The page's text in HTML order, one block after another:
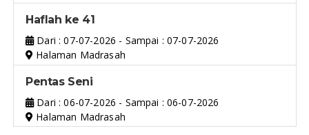
Haflah ke 41
Dari : 07-07-2026 - Sampai : 07-07-2026
Halaman Madrasah
Pentas Seni
Dari : 06-07-2026 - Sampai : 06-07-2026
Halaman Madrasah